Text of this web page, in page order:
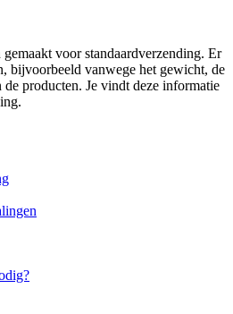
voor standaardverzending. Er
bijvoorbeeld vanwege het gewicht, de
producten. Je vindt deze informatie